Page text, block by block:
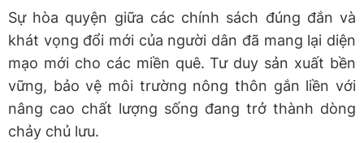
Sự hòa quyện giữa các chính sách đúng đắn và
khát vọng đổi mới của người dân đã mang lại diện
mạo mới cho các miền quê. Tư duy sản xuất bền
vững, bảo vệ môi trường nông thôn gắn liền với
nâng cao chất lượng sống đang trở thành dòng
chảy chủ lưu.